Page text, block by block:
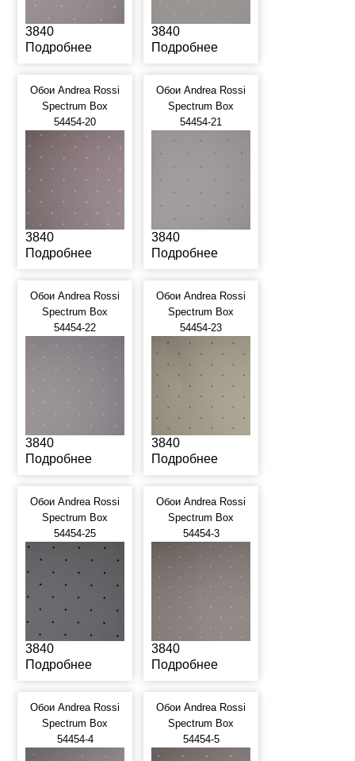
3840
Подробнее
3840
Подробнее
Обои Andrea Rossi
Spectrum Box
54454-20
3840
Подробнее
Обои Andrea Rossi
Spectrum Box
54454-21
3840
Подробнее
Обои Andrea Rossi
Spectrum Box
54454-22
3840
Подробнее
Обои Andrea Rossi
Spectrum Box
54454-23
3840
Подробнее
Обои Andrea Rossi
Spectrum Box
54454-25
3840
Подробнее
Обои Andrea Rossi
Spectrum Box
54454-3
3840
Подробнее
Обои Andrea Rossi
Spectrum Box
54454-4
Обои Andrea Rossi
Spectrum Box
54454-5